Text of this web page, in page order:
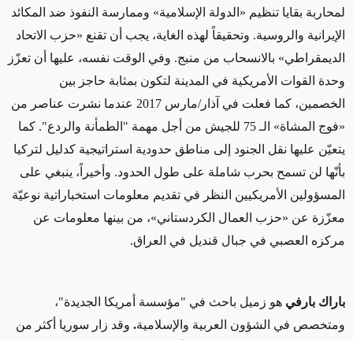
لمحاربة بقايا تنظيم «الدولة الإسلامية» وممارسة النفوذ ضد المكائد
الإيرانية والروسية. وتحقيقاً لهذه الغاية، يجب أن تقنع «حزب الاتحاد
الديمقراطي» بالانسحاب من منبج. وفي الوقت نفسه، عليها أن تعزّز
وحدة القوات الأمريكية في المدينة لتكون بمثابة حاجز بين
الخصمين، كما فعلت في آذار/مارس 2017 عندما نشرت عناصر من
«فوج المشاة» الـ 75 للجيش من أجل مهمة "الطمأنة والردع". كما
يتعيّن عليها نقل الجنود إلى مناطق حدودية استراتيجية كدليل لتركيا
بأنّها لن تسمح بحرب شاملة على طول الحدود. وأخيراً، ينبغي على
المسؤولين الأمريكيين النظر في تقديم معلومات استخباراتية نوعيّة
معزّزة عن «حزب العمال الكردستاني»، من بينها معلومات عن
مركزه العصبي في جبال قنديل في العراق.
باراك بارفي هو زميل باحث في "مؤسسة أمريكا الجديدة"،
ومتخصص في الشؤون العربية والإسلامية. وقد زار سوريا أكثر من